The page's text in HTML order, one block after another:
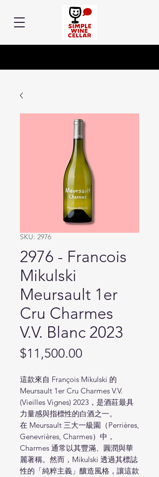
SKU: 2976
2976 - Francois
Mikulski
Meursault 1er
Cru Charmes
V.V. Blanc 2023
$11,500.00
這款來自 François Mikulski 的
Meursault 1er Cru Charmes V.V.
(Vieilles Vignes) 2023，是酒莊最具
力量感與指標性的白酒之一。
在 Meursault 三大一級園（Perrières,
Genevrières, Charmes）中，
Charmes 通常以其豐滿、圓潤與華
麗著稱。然而，Mikulski 透過其標誌
性的「純粹主義」釀造風格，讓這款